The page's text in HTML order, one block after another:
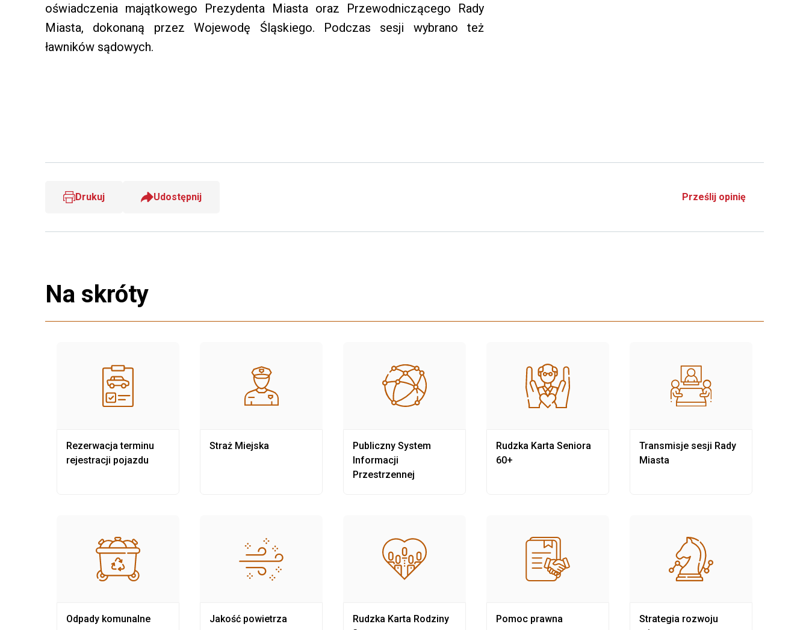
oświadczenia majątkowego Prezydenta Miasta oraz Przewodniczącego Rady
Miasta, dokonaną przez Wojewodę Śląskiego. Podczas sesji wybrano też
ławników sądowych.
Drukuj Udostępnij Prześlij opinię
Na skróty
Rezerwacja terminu
rejestracji pojazdu
Odpady komunalne
Straż Miejska
Jakość powietrza
Publiczny System
Informacji
Przestrzennej
Rudzka Karta Rodziny
Rudzka Karta Seniora
60+
Pomoc prawna
Transmisje sesji Rady
Miasta
Strategia rozwoju